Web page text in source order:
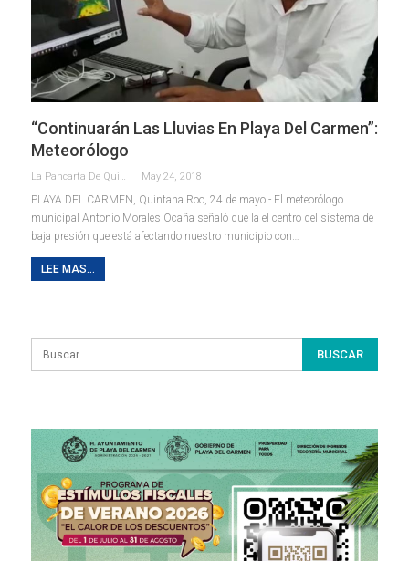
“Continuarán Las Lluvias En Playa Del Carmen”:
Meteorólogo
La Pancarta De Quintana Roo May 24, 2018
PLAYA DEL CARMEN, Quintana Roo, 24 de mayo.- El meteorólogo
municipal Antonio Morales Ocaña señaló que la el centro del sistema de
baja presión que está afectando nuestro municipio con…
LEE MAS...